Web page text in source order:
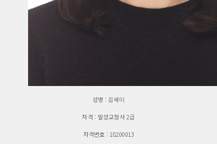
성명 : 김세미
자격 : 발성교정사 2급
자격번호 : 18200013